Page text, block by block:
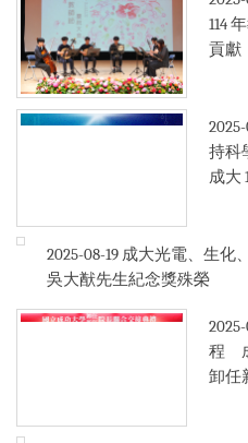
114
貢
持科
成大
2025-08-19 成大光電、生化
吳大猷先生紀念獎殊榮
程
卸任